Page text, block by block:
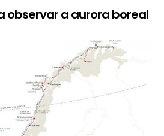
observar a aurora boreal